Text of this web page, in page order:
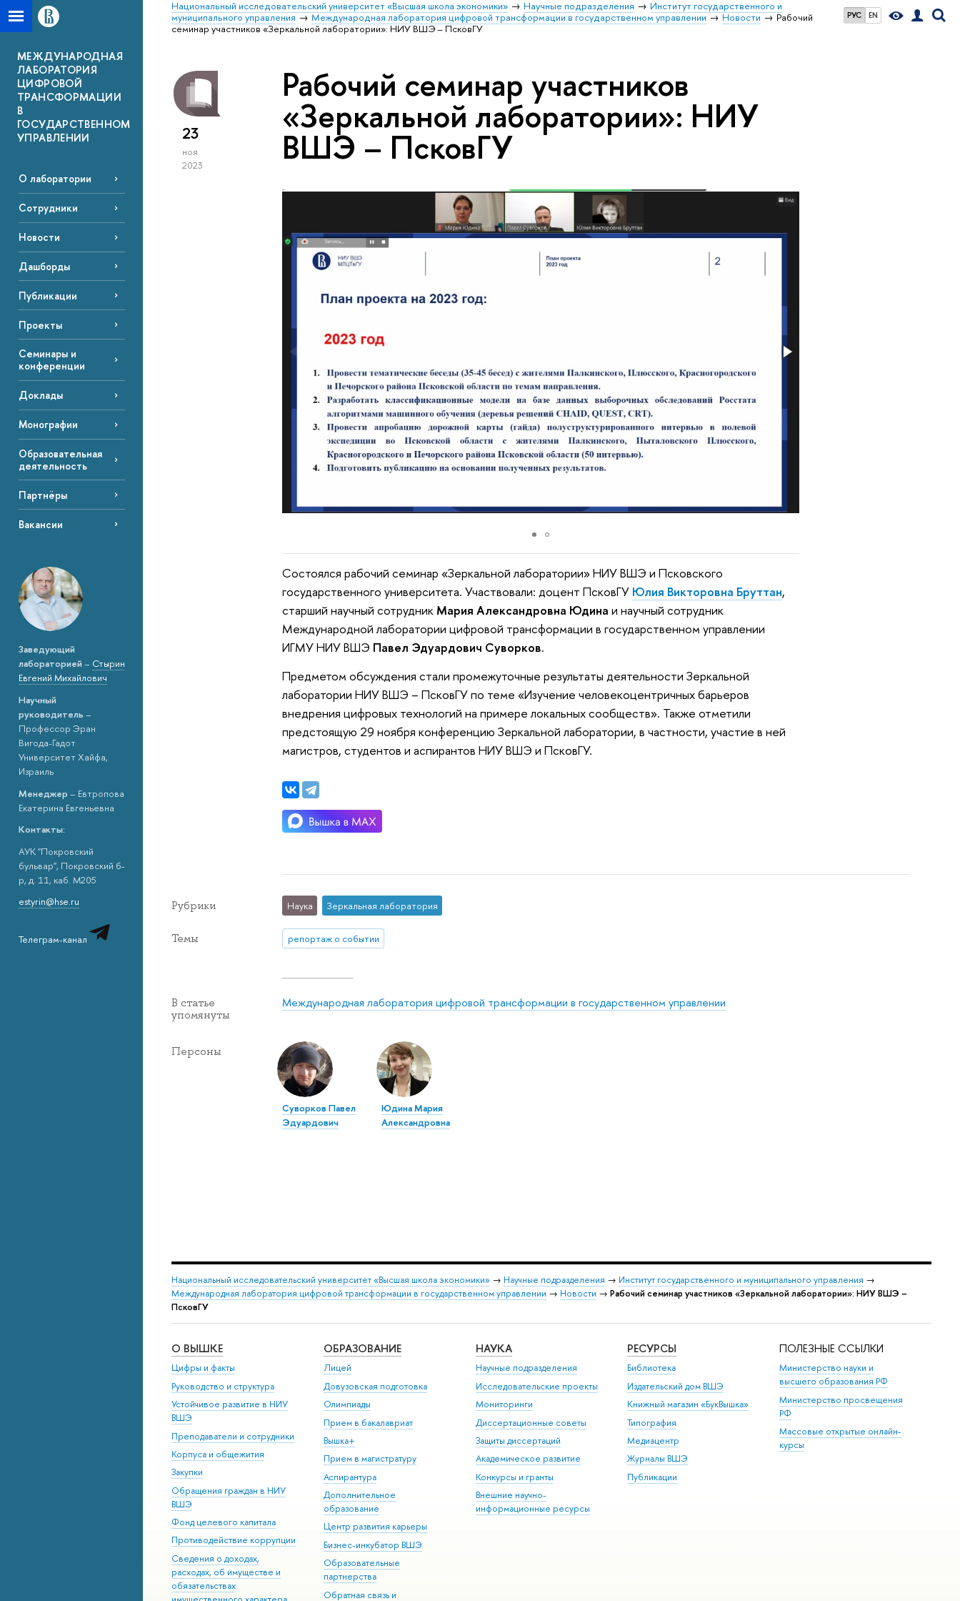
РУС EN
Национальный исследовательский университет «Высшая школа экономики» Научные подразделения
Институт государственного и
муниципального управления
Международная лаборатория цифровой трансформации в государственном управлении Новости
Рабочий
семинар участников «Зеркальной лаборатории»: НИУ ВШЭ – ПсковГУ
МЕЖДУНАРОДНАЯ
ЛАБОРАТОРИЯ
ЦИФРОВОЙ
ТРАНСФОРМАЦИИ
В
ГОСУДАРСТВЕННОМ
УПРАВЛЕНИИ
О лаборатории
Сотрудники
Новости
Дашборды
Публикации
Проекты
Семинары и
конференции
Доклады
Монографии
Образовательная
деятельность
Партнёры
Вакансии
Заведующий
лабораторией – Стырин
Евгений Михайлович
Научный
руководитель –
Профессор Эран
Вигода-Гадот
Университет Хайфа,
Израиль
Менеджер – Евтропова
Екатерина Евгеньевна
Контакты:
АУК "Покровский
бульвар", Покровский б-
р, д. 11, каб. M205
estyrin@hse.ru
Телеграм-канал
23
ноя
2023
Рабочий семинар участников
«Зеркальной лаборатории»: НИУ
ВШЭ – ПсковГУ
Состоялся рабочий семинар «Зеркальной лаборатории» НИУ ВШЭ и Псковского
государственного университета. Участвовали: доцент ПсковГУ Юлия Викторовна Бруттан,
старший научный сотрудник Мария Александровна Юдина и научный сотрудник
Международной лаборатории цифровой трансформации в государственном управлении
ИГМУ НИУ ВШЭ Павел Эдуардович Суворков.
Предметом обсуждения стали промежуточные результаты деятельности Зеркальной
лаборатории НИУ ВШЭ – ПсковГУ по теме «Изучение человекоцентричных барьеров
внедрения цифровых технологий на примере локальных сообществ». Также отметили
предстоящую 29 ноября конференцию Зеркальной лаборатории, в частности, участие в ней
магистров, студентов и аспирантов НИУ ВШЭ и ПсковГУ.
Рубрики Наука Зеркальная лаборатория
Темы репортаж о событии
В статье
упомянуты
Международная лаборатория цифровой трансформации в государственном управлении
Персоны
Суворков Павел
Эдуардович
Юдина Мария
Александровна
Национальный исследовательский университет «Высшая школа экономики» → Научные подразделения → Институт государственного и муниципального управления →
Международная лаборатория цифровой трансформации в государственном управлении → Новости → Рабочий семинар участников «Зеркальной лаборатории»: НИУ ВШЭ –
ПсковГУ
О ВЫШКЕ
Цифры и факты
Руководство и структура
Устойчивое развитие в НИУ
ВШЭ
Преподаватели и сотрудники
Корпуса и общежития
Закупки
Обращения граждан в НИУ
ВШЭ
Фонд целевого капитала
Противодействие коррупции
Сведения о доходах,
расходах, об имуществе и
обязательствах
ОБРАЗОВАНИЕ
Лицей
Довузовская подготовка
Олимпиады
Прием в бакалавриат
Вышка+
Прием в магистратуру
Аспирантура
Дополнительное
образование
Центр развития карьеры
Бизнес-инкубатор ВШЭ
Образовательные
партнерства
Обратная связь и
НАУКА
Научные подразделения
Исследовательские проекты
Мониторинги
Диссертационные советы
Защиты диссертаций
Академическое развитие
Конкурсы и гранты
Внешние научно-
информационные ресурсы
РЕСУРСЫ
Библиотека
Издательский дом ВШЭ
Книжный магазин «БукВышка»
Типография
Медиацентр
Журналы ВШЭ
Публикации
ПОЛЕЗНЫЕ ССЫЛКИ
Министерство науки и
высшего образования РФ
Министерство просвещения
РФ
Массовые открытые онлайн-
курсы